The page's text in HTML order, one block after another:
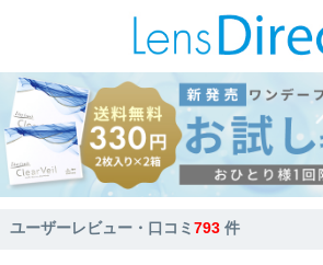
ユーザーレビュー・口コミ793 件